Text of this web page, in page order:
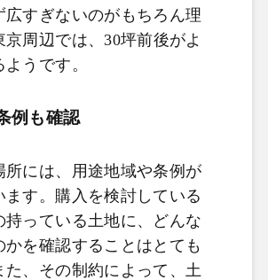
広すぎないのがもちろん理
周辺では、30坪前後がよ
うです。
例も確認
所には、用途地域や条例が
ます。購入を検討している
持っている土地に、どんな
かを確認することはとても
た、その制約によって、土